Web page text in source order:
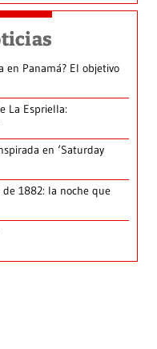
en Panamá? El objetivo
La Espriella:
en ‘Saturday
1882: la noche que